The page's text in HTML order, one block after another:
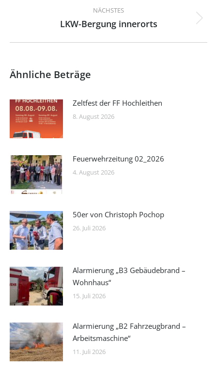
NÄCHSTES
Nächster
LKW-Bergung innerorts
Ähnliche Beträge
Zeltfest der FF Hochleithen
8. August 2026
Feuerwehrzeitung 02_2026
4. August 2026
50er von Christoph Pochop
26. Juli 2026
Alarmierung „B3 Gebäudebrand –
Wohnhaus“
15. Juli 2026
Alarmierung „B2 Fahrzeugbrand –
Arbeitsmaschine“
11. Juli 2026